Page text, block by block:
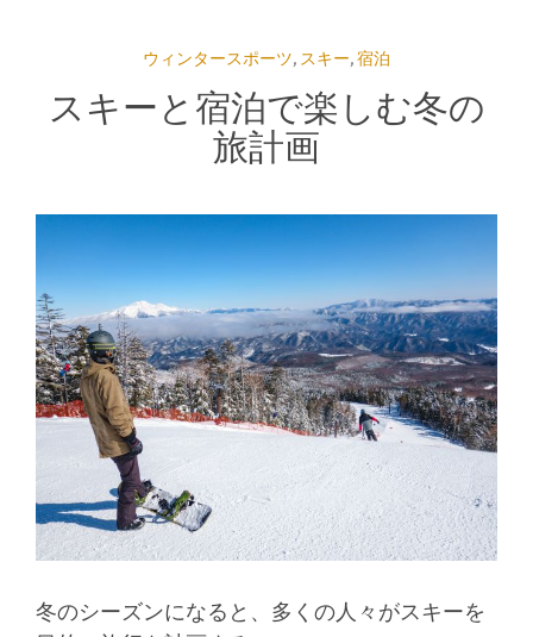
ウィンタースポーツ, スキー,宿泊
スキーと宿泊で楽しむ冬の
旅計画
冬のシーズンになると、多くの人々がスキーを